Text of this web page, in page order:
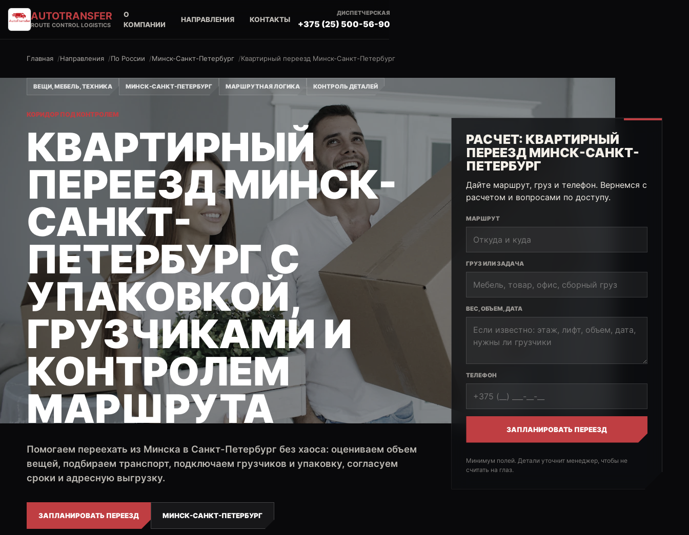
AUTOTRANSFER
ROUTE CONTROL LOGISTICS
О
КОМПАНИИ
НАПРАВЛЕНИЯ КОНТАКТЫ
ДИСПЕТЧЕРСКАЯ
+375 (25) 500-56-90
Главная Направления По России Минск-Санкт-Петербург Квартирный переезд Минск-Санкт-Петербург
ВЕЩИ, МЕБЕЛЬ, ТЕХНИКА МИНСК-САНКТ-ПЕТЕРБУРГ МАРШРУТНАЯ ЛОГИКА КОНТРОЛЬ ДЕТАЛЕЙ
КОРИДОР ПОД КОНТРОЛЕМ
КВАРТИРНЫЙ
ПЕРЕЕЗД МИНСК-
САНКТ-
ПЕТЕРБУРГ С
УПАКОВКОЙ,
ГРУЗЧИКАМИ И
КОНТРОЛЕМ
МАРШРУТА
Помогаем переехать из Минска в Санкт-Петербург без хаоса: оцениваем объем
вещей, подбираем транспорт, подключаем грузчиков и упаковку, согласуем
сроки и адресную выгрузку.
ЗАПЛАНИРОВАТЬ ПЕРЕЕЗД МИНСК-САНКТ-ПЕТЕРБУРГ
РАСЧЕТ: КВАРТИРНЫЙ
ПЕРЕЕЗД МИНСК-САНКТ-
ПЕТЕРБУРГ
Дайте маршрут, груз и телефон. Вернемся с
расчетом и вопросами по доступу.
МАРШРУТ
ГРУЗ ИЛИ ЗАДАЧА
ВЕС, ОБЪЕМ, ДАТА
ТЕЛЕФОН
ЗАПЛАНИРОВАТЬ ПЕРЕЕЗД
Минимум полей. Детали уточнит менеджер, чтобы не
считать на глаз.